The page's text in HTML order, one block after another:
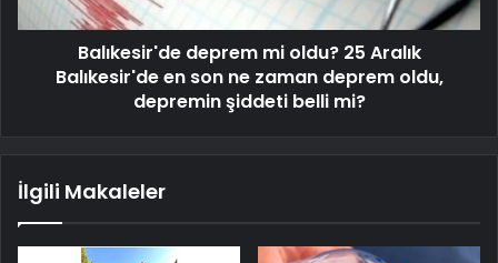
Balıkesir'de deprem mi oldu? 25 Aralık
Balıkesir'de en son ne zaman deprem oldu,
depremin şiddeti belli mi?
İlgili Makaleler